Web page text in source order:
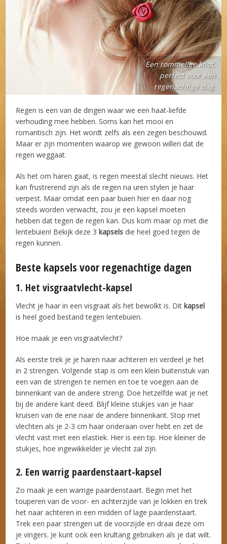
Een rommelige knot,
perfect voor een
regenachtige dag.
Regen is een van de dingen waar we een haat-liefde
verhouding mee hebben. Soms kan het mooi en
romantisch zijn. Het wordt zelfs als een zegen beschouwd.
Maar er zijn momenten waarop we gewoon willen dat de
regen weggaat.
Als het om haren gaat, is regen meestal slecht nieuws. Het
kan frustrerend zijn als de regen na uren stylen je haar
verpest. Maar omdat een paar buien hier en daar nog
steeds worden verwacht, zou je een kapsel moeten
hebben dat tegen de regen kan. Dus kom maar op met die
lentebuien! Bekijk deze 3 kapsels die heel goed tegen de
regen kunnen.
Beste kapsels voor regenachtige dagen
1. Het visgraatvlecht-kapsel
Vlecht je haar in een visgraat als het bewolkt is. Dit kapsel
is heel goed bestand tegen lentebuien.
Hoe maak je een visgraatvlecht?
Als eerste trek je je haren naar achteren en verdeel je het
in 2 strengen. Volgende stap is om een klein buitenstuk van
een van de strengen te nemen en toe te voegen aan de
binnenkant van de andere streng. Doe hetzelfde wat je net
bij de andere kant deed. Blijf kleine stukjes van je haar
kruisen van de ene naar de andere binnenkant. Stop met
vlechten als je 2-3 cm haar onderaan over hebt en zet de
vlecht vast met een elastiek. Hier is een tip. Hoe kleiner de
stukjes, hoe ingewikkelder je vlecht zal zijn.
2. Een warrig paardenstaart-kapsel
Zo maak je een warrige paardenstaart. Begin met het
touperen van de voor- en achterzijde van je lokken en trek
het naar achteren in een midden of lage paardenstaart.
Trek een paar strengen uit de voorzijde en draai deze om
je vingers. Je kunt ook een krultang gebruiken als je dat wilt.